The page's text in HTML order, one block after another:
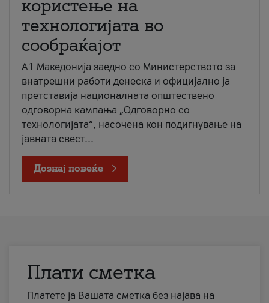
користење на
технологијата во
сообраќајот
A1 Македонија заедно со Министерството за
внатрешни работи денеска и официјално ја
претставија националната општествено
одговорна кампања „Одговорно со
технологијата“, насочена кон подигнување на
јавната свест...
Дознај повеќе
Плати сметка
Платете ја Вашата сметка без најава на